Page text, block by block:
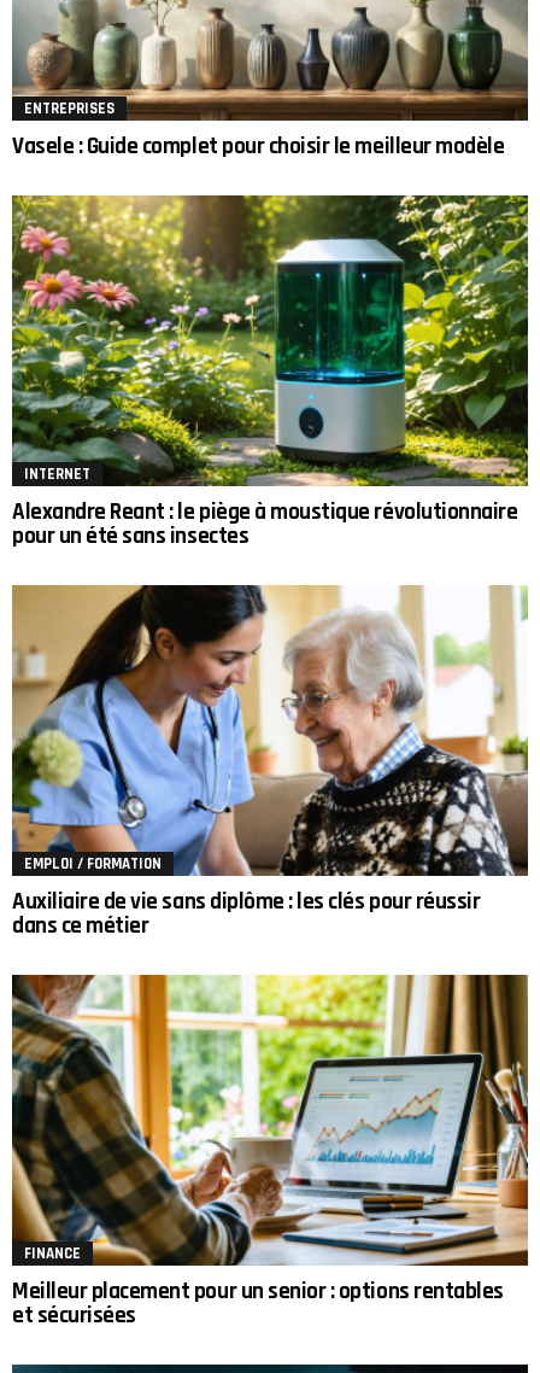
ENTREPRISES
Vasele : Guide complet pour choisir le meilleur modèle
INTERNET
Alexandre Reant : le piège à moustique révolutionnaire
pour un été sans insectes
EMPLOI / FORMATION
Auxiliaire de vie sans diplôme : les clés pour réussir
dans ce métier
FINANCE
Meilleur placement pour un senior : options rentables
et sécurisées